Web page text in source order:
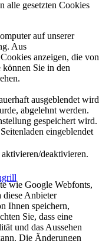
alle gesetzten Cookies
auf unserer
Aus
anzeigen, die von
können Sie in den
ausgeblendet wird
abgelehnt werden.
gespeichert wird.
eingeblendet
deaktivieren.
wie Google Webfonts,
diese Anbieter
Ihnen speichern,
Sie, dass eine
und das Aussehen
Die Änderungen